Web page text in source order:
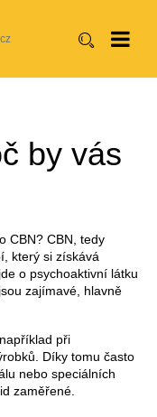
by vás
CBN? CBN, tedy
který si získává
o psychoaktivní látku
zajímavé, hlavně
při
Díky tomu často
nebo speciálních
zaměřené.